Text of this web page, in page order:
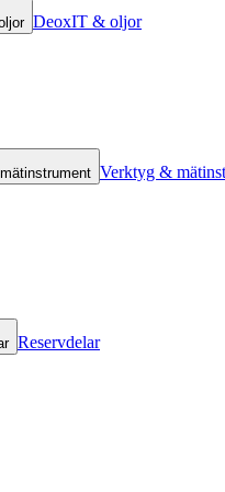
DeoxIT & oljor
Verktyg &
Reservdelar